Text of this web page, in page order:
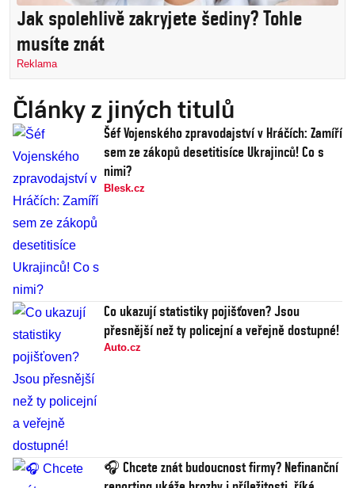
Jak spolehlivě zakryjete šediny? Tohle
musíte znát
Reklama
Články z jiných titulů
Šéf Vojenského zpravodajství v Hráčích: Zamíří
sem ze zákopů desetitisíce Ukrajinců! Co s
nimi?
Blesk.cz
Co ukazují statistiky pojišťoven? Jsou
přesnější než ty policejní a veřejně dostupné!
Auto.cz
🎧 Chcete znát budoucnost firmy? Nefinanční